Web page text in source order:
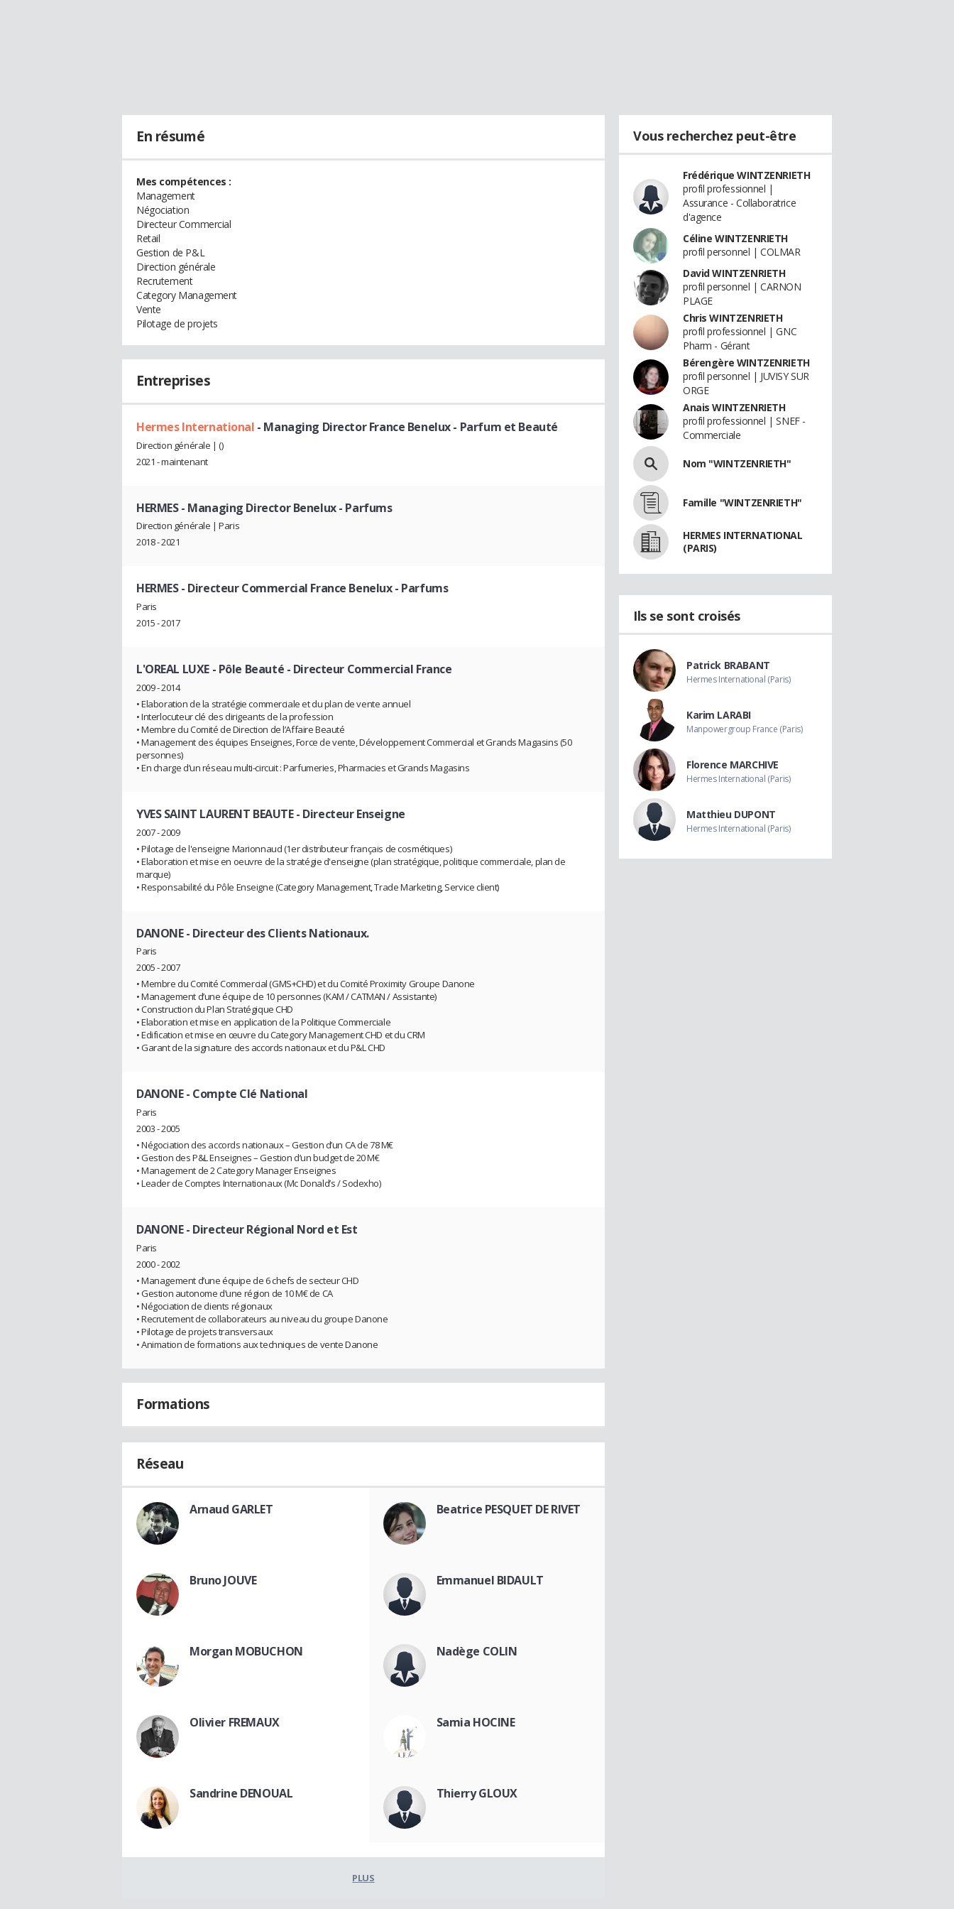
En résumé
Mes compétences :
Management
Négociation
Directeur Commercial
Retail
Gestion de P&L
Direction générale
Recrutement
Category Management
Vente
Pilotage de projets
Entreprises
Hermes International - Managing Director France Benelux - Parfum et Beauté
Direction générale | ()
2021 - maintenant
HERMES- Managing Director Benelux - Parfums
Direction générale | Paris
2018 - 2021
HERMES- Directeur Commercial France Benelux - Parfums
Paris
2015 - 2017
L'OREAL LUXE - Pôle Beauté - Directeur Commercial France
2009 - 2014
• Elaboration de la stratégie commerciale et du plan de vente annuel
• Interlocuteur clé des dirigeants de la profession
• Membre du Comité de Direction de l’Affaire Beauté
• Management des équipes Enseignes, Force de vente, Développement Commercial et Grands Magasins (50
personnes)
• En charge d’un réseau multi-circuit : Parfumeries, Pharmacies et Grands Magasins
YVES SAINT LAURENT BEAUTE- Directeur Enseigne
2007 - 2009
• Pilotage de l'enseigne Marionnaud (1er distributeur français de cosmétiques)
• Elaboration et mise en oeuvre de la stratégie d'enseigne (plan stratégique, politique commerciale, plan de
marque)
• Responsabilité du Pôle Enseigne (Category Management, Trade Marketing, Service client)
DANONE- Directeur des Clients Nationaux.
Paris
2005 - 2007
• Membre du Comité Commercial (GMS+CHD) et du Comité Proximity Groupe Danone
• Management d’une équipe de 10 personnes (KAM / CATMAN / Assistante)
• Construction du Plan Stratégique CHD
• Elaboration et mise en application de la Politique Commerciale
• Edification et mise en œuvre du Category Management CHD et du CRM
• Garant de la signature des accords nationaux et du P&L CHD
DANONE- Compte Clé National
Paris
2003 - 2005
• Négociation des accords nationaux – Gestion d’un CA de 78 M€
• Gestion des P&L Enseignes – Gestion d’un budget de 20 M€
• Management de 2 Category Manager Enseignes
• Leader de Comptes Internationaux (Mc Donald’s / Sodexho)
DANONE- Directeur Régional Nord et Est
Paris
2000 - 2002
• Management d’une équipe de 6 chefs de secteur CHD
• Gestion autonome d’une région de 10 M€ de CA
• Négociation de clients régionaux
• Recrutement de collaborateurs au niveau du groupe Danone
• Pilotage de projets transversaux
• Animation de formations aux techniques de vente Danone
Formations
Réseau
Arnaud GARLET Beatrice PESQUET DE RIVET
Bruno JOUVE Emmanuel BIDAULT
Morgan MOBUCHON Nadège COLIN
Olivier FREMAUX Samia HOCINE
Sandrine DENOUAL Thierry GLOUX
PLUS
Vous recherchez peut-être
Frédérique WINTZENRIETH
profil professionnel |
Assurance - Collaboratrice
d'agence
Céline WINTZENRIETH
profil personnel | COLMAR
David WINTZENRIETH
profil personnel | CARNON
PLAGE
Chris WINTZENRIETH
profil professionnel | GNC
Pharm - Gérant
Bérengère WINTZENRIETH
profil personnel | JUVISY SUR
ORGE
Anais WINTZENRIETH
profil professionnel | SNEF -
Commerciale
Nom "WINTZENRIETH"
Famille "WINTZENRIETH"
HERMES INTERNATIONAL
(PARIS)
Ils se sont croisés
Patrick BRABANT
Hermes International (Paris)
Karim LARABI
Manpowergroup France (Paris)
Florence MARCHIVE
Hermes International (Paris)
Matthieu DUPONT
Hermes International (Paris)